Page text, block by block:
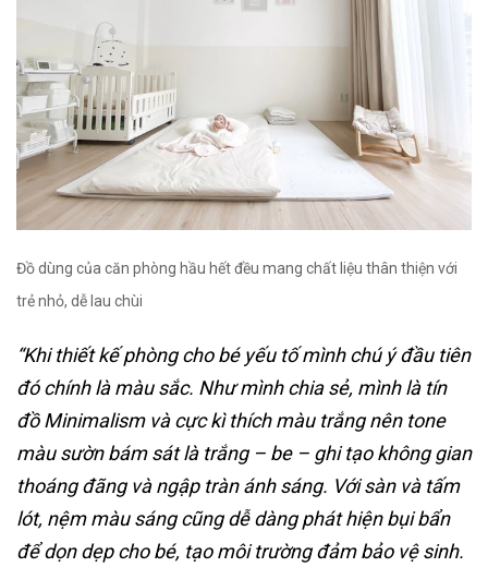
Đồ dùng của căn phòng hầu hết đều mang chất liệu thân thiện với
trẻ nhỏ, dễ lau chùi
“Khi thiết kế phòng cho bé yếu tố mình chú ý đầu tiên
đó chính là màu sắc. Như mình chia sẻ, mình là tín
đồ Minimalism và cực kì thích màu trắng nên tone
màu sườn bám sát là trắng – be – ghi tạo không gian
thoáng đãng và ngập tràn ánh sáng. Với sàn và tấm
lót, nệm màu sáng cũng dễ dàng phát hiện bụi bẩn
để dọn dẹp cho bé, tạo môi trường đảm bảo vệ sinh.